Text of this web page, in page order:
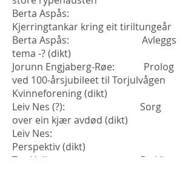
Berta Aspås:
Kjerringtankar kring eit tiriltungeår
Berta Aspås: Avleggs
tema -? (dikt)
Jorunn Engjaberg-Røe: Prolog
ved 100-årsjubileet til Torjulvågen
Kvinneforening (dikt)
Leiv Nes (?): Sorg
over ein kjær avdød (dikt)
Leiv Nes:
Perspektiv (dikt)
Tor Halle: Da Vis-